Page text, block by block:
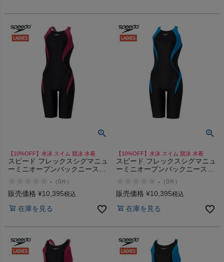
【10%OFF】水泳 スイム 競泳 水着
スピード フレックスシグマニュ
ーミニオープンバックニースキ
Openback Kneeskin
- （0件 ）
販売価格 ¥10,395税込
在庫を見る
【10%OFF】水泳 スイム 競泳 水着
スピード フレックスシグマニュ
ーミニオープンバックニースキ
Openback Kneeskin
- （0件 ）
販売価格 ¥10,395税込
在庫を見る